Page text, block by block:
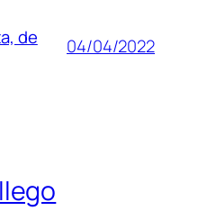
de 04/04/2022